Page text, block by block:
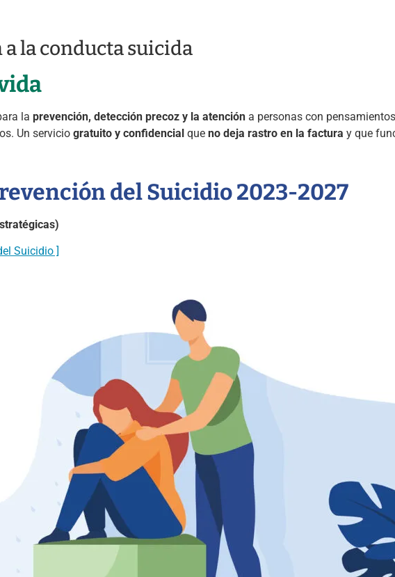
la conducta suicida
la prevención, detección precoz y la atención a personas con
Un servicio gratuito y confidencial que no deja rastro en la factura y que
del Suicidio 2023-2027
Suicidio ]